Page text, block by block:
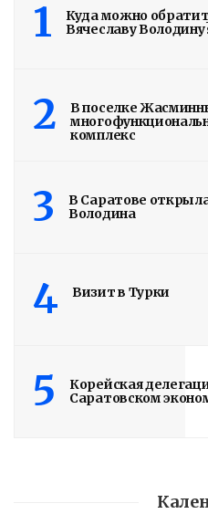
1
Куда можно
Вячеславу
2
В поселке
комплекс
3
В Саратове
Володина
4 Визит в Турки
5
Корейская
Саратовском